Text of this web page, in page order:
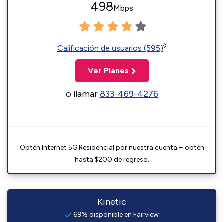
498Mbps
Calificación de usuarios (595)◊
Ver Planes
o llamar833-469-4276
Obtén Internet 5G Residencial por nuestra cuenta + obtén
hasta $200 de regreso.
Kinetic
69% disponible en Fairview